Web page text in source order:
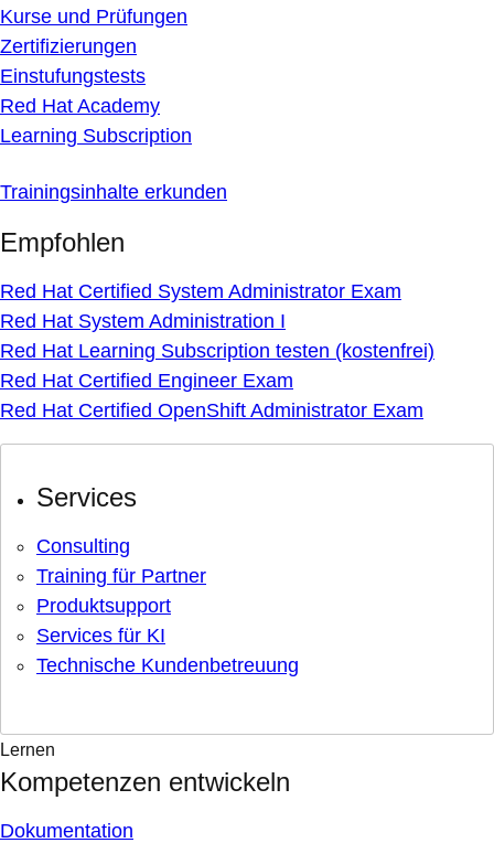
Kurse und Prüfungen
Zertifizierungen
Einstufungstests
Red Hat Academy
Learning Subscription
Trainingsinhalte erkunden
Empfohlen
Red Hat Certified System Administrator Exam
Red Hat System Administration I
Red Hat Learning Subscription testen (kostenfrei)
Red Hat Certified Engineer Exam
Red Hat Certified OpenShift Administrator Exam
Services
Consulting
Training für Partner
Produktsupport
Services für KI
Technische Kundenbetreuung
Lernen
Kompetenzen entwickeln
Dokumentation